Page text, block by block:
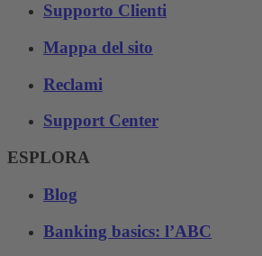
Supporto Clienti
Mappa del sito
Reclami
Support Center
ESPLORA
Blog
Banking basics: l’ABC